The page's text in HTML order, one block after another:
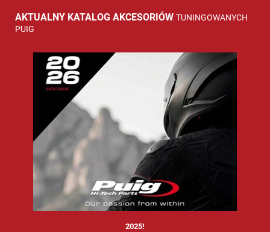
AKTUALNY KATALOG AKCESORIÓW TUNINGOWANYCH
PUIG
2025!